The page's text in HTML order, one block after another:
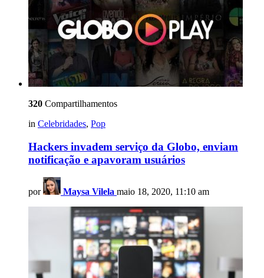
320 Compartilhamentos
in Celebridades, Pop
Hackers invadem serviço da Globo, enviam
notificação e apavoram usuários
por Maysa Vilela maio 18, 2020, 11:10 am